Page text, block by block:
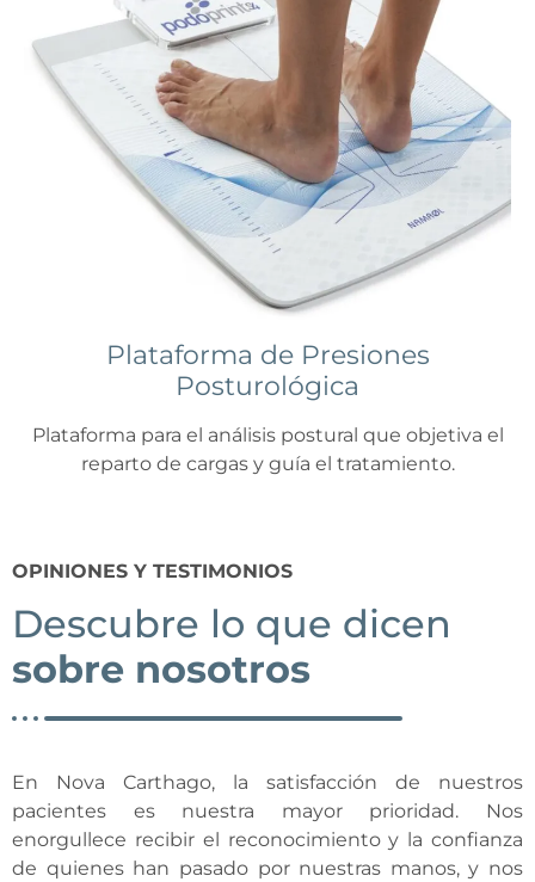
Plataforma de Presiones
Posturológica
Plataforma para el análisis postural que objetiva el
reparto de cargas y guía el tratamiento.
OPINIONES Y TESTIMONIOS
Descubre lo que dicen
sobre nosotros
En Nova Carthago, la satisfacción de nuestros
pacientes es nuestra mayor prioridad. Nos
enorgullece recibir el reconocimiento y la confianza
de quienes han pasado por nuestras manos, y nos